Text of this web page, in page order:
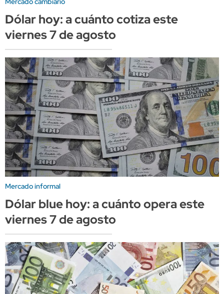
Dólar hoy: a cuánto cotiza este
viernes 7 de agosto
Mercado informal
Dólar blue hoy: a cuánto opera este
viernes 7 de agosto